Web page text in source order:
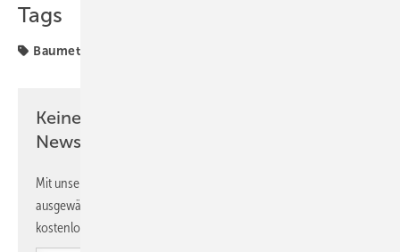
Tags
Baumetall
Keine Zeit? Kein Problem mit dem BM
Newsletter!
Mit unserem Newsletter erhalten Sie regelmäßig von uns
ausgewählte Informationen und Neuigkeiten, gebündelt und
kostenlos direkt ins Postfach.